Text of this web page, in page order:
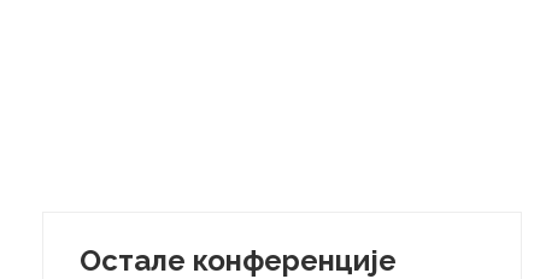
Остале конференције